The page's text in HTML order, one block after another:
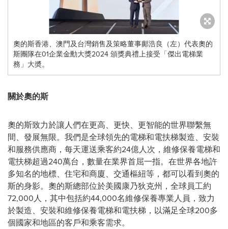
奧的斯香港、澳門及台灣銷售及策略董事鄺浩良（左）代表奧的
斯團隊在01企業金勳大獎2024 頒獎典禮上接受「傑出電梯業
務」大奬。
關於奧的斯
奧的斯致力於讓人們在更高、更快、更智能的世界聯繫無
間、發展無限。我們是全球領先的電梯和電扶梯製造、安裝
和服務供應商，每天運送乘客約24億人次，維修保養電梯和
電扶梯超過240萬台，數量在業界首屈一指。在世界各地許
多知名的地標、住宅和商廈、交通樞紐等，都可以看到奧的
斯的身影。奧的斯總部位於美國康乃狄克州，全球員工約
72,000人，其中包括約44,000名維修保養專業人員，致力
於製造、安裝和維修保養電梯和電扶梯，以滿足全球200多
個國家和地區的客戶和乘客需求。